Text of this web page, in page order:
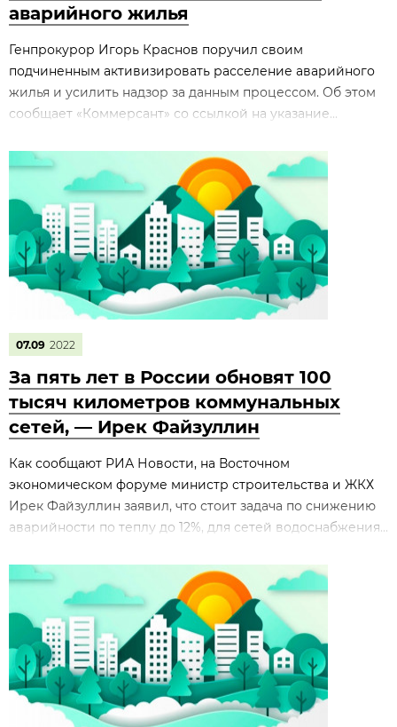
аварийного жилья
Генпрокурор Игорь Краснов поручил своим
подчиненным активизировать расселение аварийного
жилья и усилить надзор за данным процессом. Об этом
сообщает «Коммерсант» со ссылкой на указание...
07.09 2022
За пять лет в России обновят 100
тысяч километров коммунальных
сетей, — Ирек Файзуллин
Как сообщают РИА Новости, на Восточном
экономическом форуме министр строительства и ЖКХ
Ирек Файзуллин заявил, что стоит задача по снижению
аварийности по теплу до 12%, для сетей водоснабжения...